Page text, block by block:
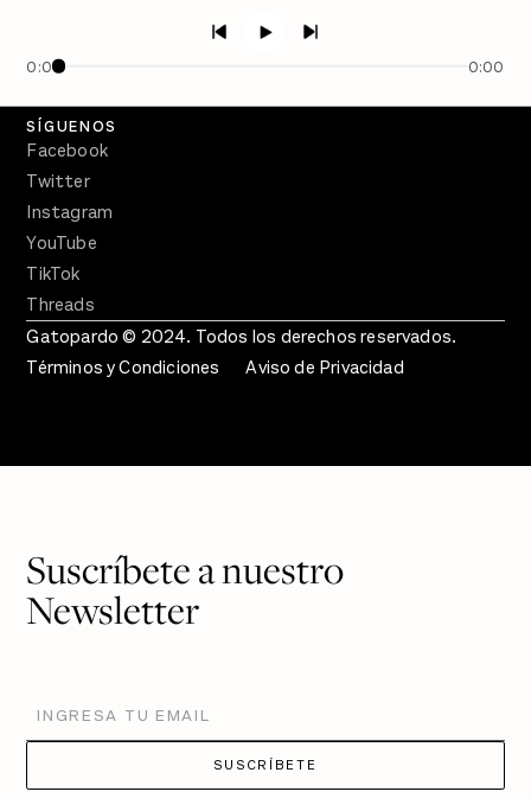
0:00 0:00
Crecer en Distopía
SÍGUENOS
Facebook
Twitter
Instagram
YouTube
TikTok
Threads
Gatopardo © 2024. Todos los derechos reservados.
Términos y Condiciones
Aviso de Privacidad
Suscríbete a nuestro
Newsletter